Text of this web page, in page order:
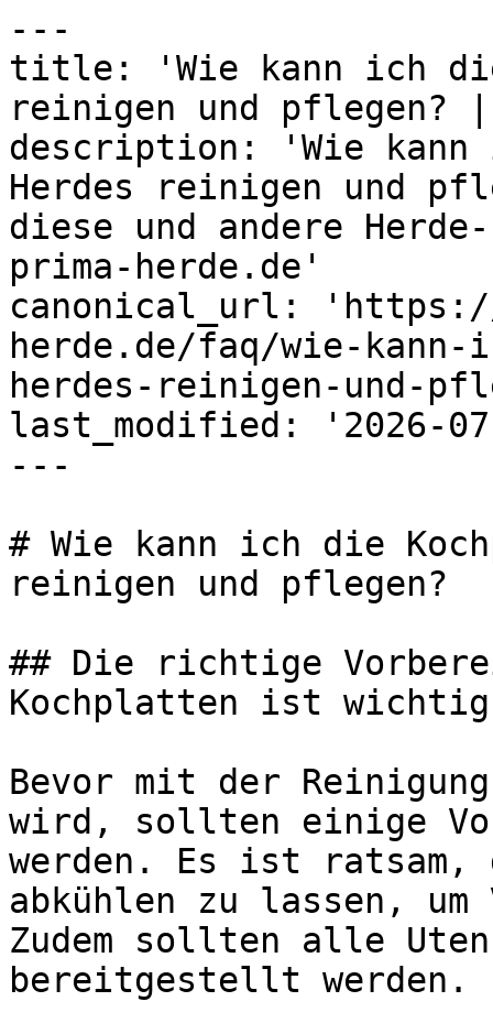
---
title: 'Wie kann ich die
reinigen und pflegen?
description: 'Wie kann
Herdes reinigen und
diese und andere
prima-herde.de'
canonical_url: 'https://
herde.de/faq/wie-
herdes-reinigen-und-
last_modified: '2026-
---
# Wie kann ich die
reinigen und pflegen?
## Die richtige
Kochplatten ist wichtig
Bevor mit der
wird, sollten einige
werden. Es ist ratsam,
abkühlen zu lassen, um
Zudem sollten alle
bereitgestellt werden.